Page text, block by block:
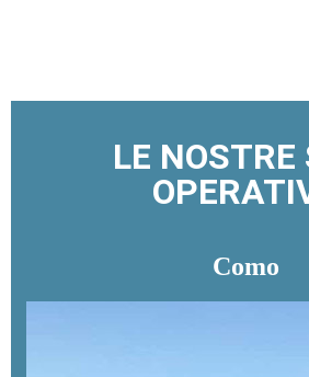
LE NOSTRE
Como